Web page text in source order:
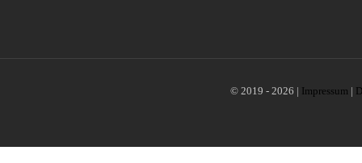
© 2019 - 2026 | Impressum |